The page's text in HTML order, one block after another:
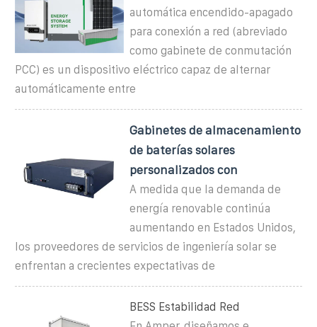
automática encendido-apagado
para conexión a red (abreviado
como gabinete de conmutación
PCC) es un dispositivo eléctrico capaz de alternar
automáticamente entre
Gabinetes de almacenamiento
de baterías solares
personalizados con
A medida que la demanda de
energía renovable continúa
aumentando en Estados Unidos,
los proveedores de servicios de ingeniería solar se
enfrentan a crecientes expectativas de
BESS Estabilidad Red